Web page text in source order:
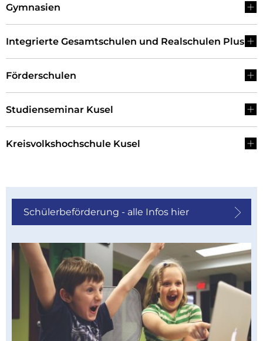
Gymnasien
Integrierte Gesamtschulen und Realschulen Plus
Förderschulen
Studienseminar Kusel
Kreisvolkshochschule Kusel
Schülerbeförderung - alle Infos hier